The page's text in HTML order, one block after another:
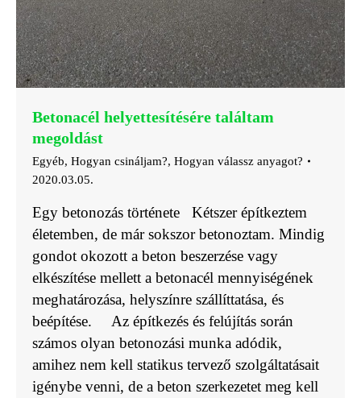
Betonacél helyettesítésére találtam
megoldást
Egyéb, Hogyan csináljam?, Hogyan válassz anyagot?
2020.03.05.
Egy betonozás története Kétszer építkeztem
életemben, de már sokszor betonoztam. Mindig
gondot okozott a beton beszerzése vagy
elkészítése mellett a betonacél mennyiségének
meghatározása, helyszínre szállíttatása, és
beépítése. Az építkezés és felújítás során
számos olyan betonozási munka adódik,
amihez nem kell statikus tervező szolgáltatásait
igénybe venni, de a beton szerkezetet meg kell